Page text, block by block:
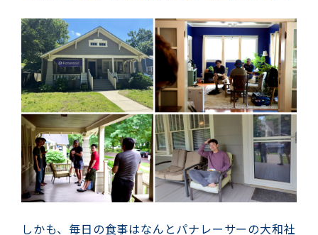
しかも、毎日の食事はなんとパナレーサーの大和社